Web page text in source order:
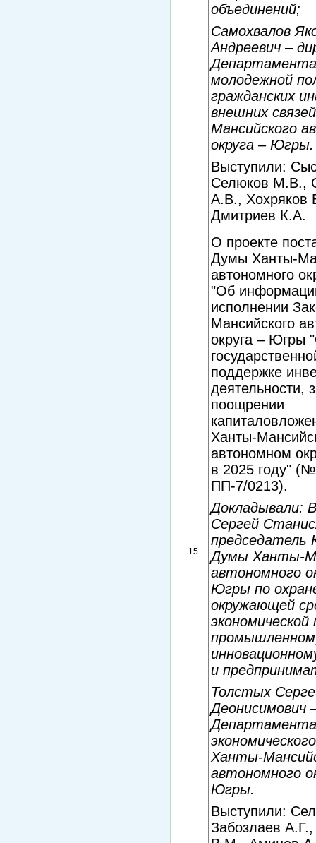
объединений;
Самохвалов
Андреевич –
Департамента
молодежной
гражданских
внешних
Мансийского
округа – Югры.
Выступили:
Селюков М.В.,
А.В., Хохряков
Дмитриев К.А.
15.
О проекте
Думы Ханты-
автономного
"Об
исполнении
Мансийского
округа – Югры
поддержке
деятельности,
поощрении
Ханты-
автономном
в 2025 году" (№
ПП-7/0213).
Докладывали:
Сергей
Думы Ханты-
автономного
Югры по
окружающей
и
Толстых
Деонисимович
Департамента
Ханты-
автономного
Югры.
Выступили:
Забозлаев